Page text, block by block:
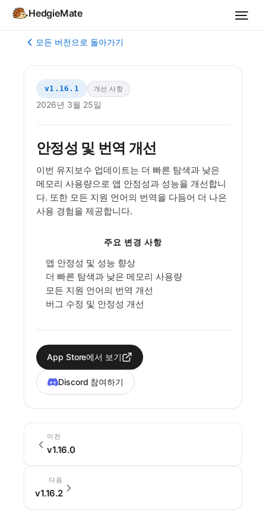
HedgieMate
모든 버전으로 돌아가기
v1.16.1 개선 사항
2026년 3월 25일
안정성 및 번역 개선
이번 유지보수 업데이트는 더 빠른 탐색과 낮은
메모리 사용량으로 앱 안정성과 성능을 개선합니
다. 또한 모든 지원 언어의 번역을 다듬어 더 나은
사용 경험을 제공합니다.
주요 변경 사항
앱 안정성 및 성능 향상
더 빠른 탐색과 낮은 메모리 사용량
모든 지원 언어의 번역 개선
버그 수정 및 안정성 개선
App Store에서 보기
Discord 참여하기
이전
v1.16.0
다음
v1.16.2